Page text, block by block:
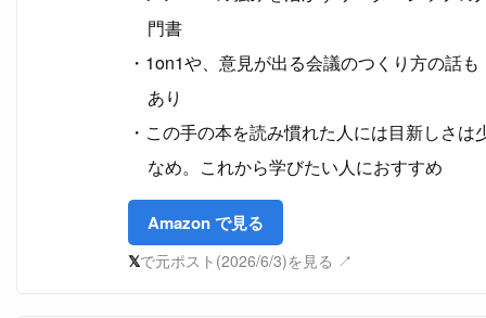
門書
1on1や、意見が出る会議のつくり方の話も
あり
この手の本を読み慣れた人には目新しさは
なめ。これから学びたい人におすすめ
Amazon で見る
𝕏で元ポスト(2026/6/3)を見る ↗